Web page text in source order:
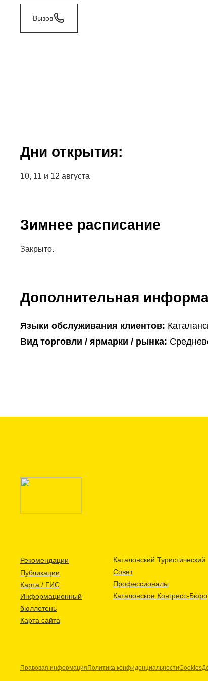
Вызов
Дни открытия:
10, 11 и 12 августа
Зимнее расписание
Закрыто.
Дополнительная
Языки обслуживания клиентов:
Вид торговли / ярмарки / рынка:
Рекомендации
Публикации
Карта / ГИС
Информационный
бюллетень
Карта сайта
Каталонский Туристический
Совет
Профессионалы
Каталонское Конгресс-Бюро
Правовая информация Политика конфиденциальностиCookies